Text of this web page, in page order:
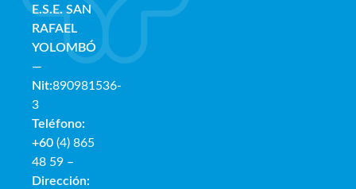
E.S.E. SAN
RAFAEL
YOLOMBÓ
—
Nit:890981536-
3
Teléfono:
+60 (4) 865
48 59 –
Dirección: